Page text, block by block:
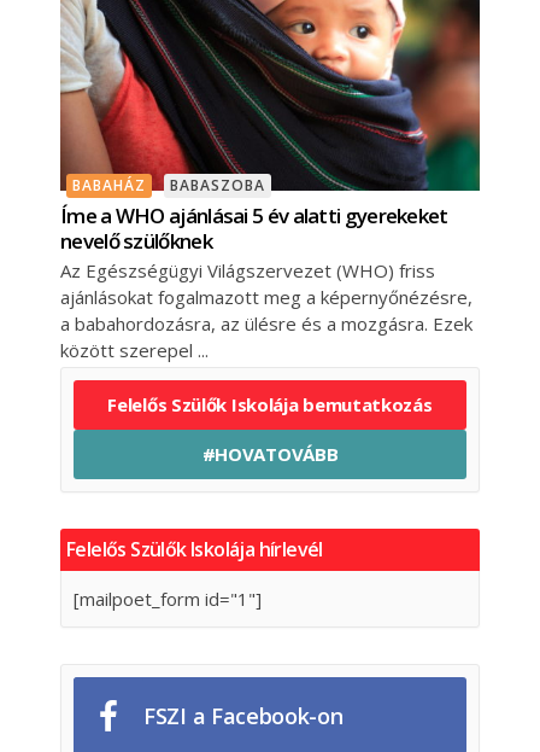
BABAHÁZ BABASZOBA
Íme a WHO ajánlásai 5 év alatti gyerekeket
nevelő szülőknek
Az Egészségügyi Világszervezet (WHO) friss
ajánlásokat fogalmazott meg a képernyőnézésre,
a babahordozásra, az ülésre és a mozgásra. Ezek
között szerepel
Felelős Szülők Iskolája bemutatkozás
#HOVATOVÁBB
Felelős Szülők Iskolája hírlevél
[mailpoet_form id="1"]
FSZI a Facebook-on